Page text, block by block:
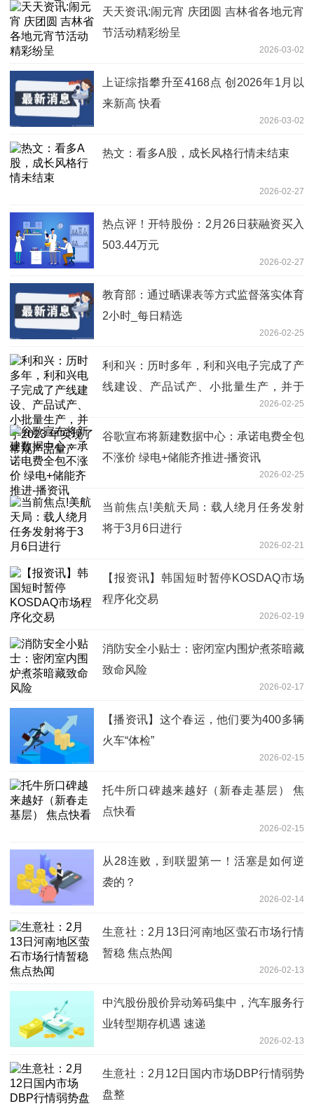
天天资讯:闹元宵 庆团圆 吉林省各地元宵
节活动精彩纷呈
2026-03-02
上证综指攀升至4168点 创2026年1月以
来新高 快看
2026-03-02
热文：看多A股，成长风格行情未结束
2026-02-27
热点评！开特股份：2月26日获融资买入
503.44万元
2026-02-27
教育部：通过晒课表等方式监督落实体育
2小时_每日精选
2026-02-25
利和兴：历时多年，利和兴电子完成了产
线建设、产品试产、小批量生产，并于
2026-02-25
谷歌宣布将新建数据中心：承诺电费全包
不涨价 绿电+储能齐推进-播资讯
2026-02-25
当前焦点!美航天局：载人绕月任务发射
将于3月6日进行
2026-02-21
【报资讯】韩国短时暂停KOSDAQ市场
程序化交易
2026-02-19
消防安全小贴士：密闭室内围炉煮茶暗藏
致命风险
2026-02-17
【播资讯】这个春运，他们要为400多辆
火车“体检”
2026-02-15
托牛所口碑越来越好（新春走基层） 焦
点快看
2026-02-15
从28连败，到联盟第一！活塞是如何逆
袭的？
2026-02-14
生意社：2月13日河南地区萤石市场行情
暂稳 焦点热闻
2026-02-13
中汽股份股价异动筹码集中，汽车服务行
业转型期存机遇 速递
2026-02-13
生意社：2月12日国内市场DBP行情弱势
盘整